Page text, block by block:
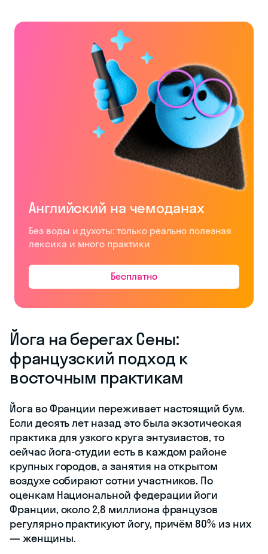
Английский на чемоданах
Без воды и духоты: только реально полезная
лексика и много практики
Бесплатно
Йога на берегах Сены:
французский подход к
восточным практикам
Йога во Франции переживает настоящий бум.
Если десять лет назад это была экзотическая
практика для узкого круга энтузиастов, то
сейчас йога-студии есть в каждом районе
крупных городов, а занятия на открытом
воздухе собирают сотни участников. По
оценкам Национальной федерации йоги
Франции, около 2,8 миллиона французов
регулярно практикуют йогу, причём 80% из них
— женщины.